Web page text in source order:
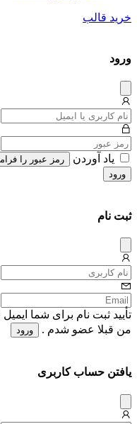
خرید قالب
ورود
میس
یاد آوردن
رمز عبور را
ورود
ثبت نام
میس
تأیید ثبت نام برای شما
من قبلا عضو شدم . ورود
یافتن حساب کاربری
میس